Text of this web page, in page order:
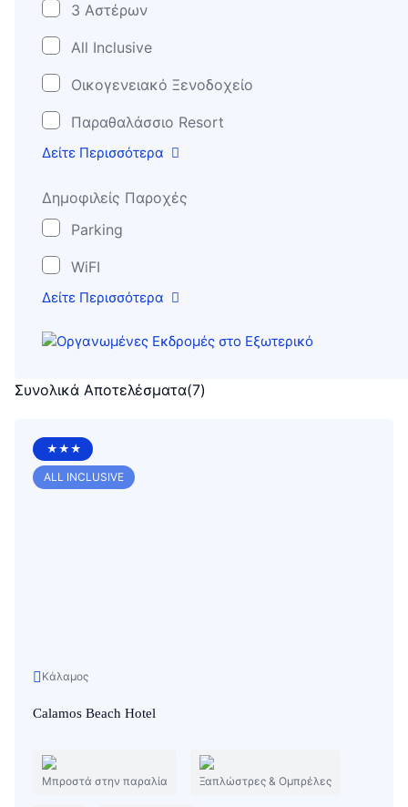
Συνολικά Αποτελέσματα(7)
★★★
ALL INCLUSIVE
Κάλαμος
Calamos Beach Hotel
Μπροστά στην παραλία Ξαπλώστρες & Ομπρέλες
3 Αστέρων
All Inclusive
Οικογενειακό Ξενοδοχείο
Παραθαλάσσιο Resort
Δείτε Περισσότερα
Δημοφιλείς Παροχές
Parking
WiFI
Δείτε Περισσότερα